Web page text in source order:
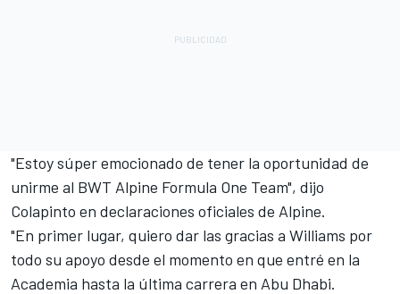
"Estoy súper emocionado de tener la oportunidad de
unirme al BWT Alpine Formula One Team", dijo
Colapinto en declaraciones oficiales de Alpine.
"En primer lugar, quiero dar las gracias a Williams por
todo su apoyo desde el momento en que entré en la
Academia hasta la última carrera en Abu Dhabi.